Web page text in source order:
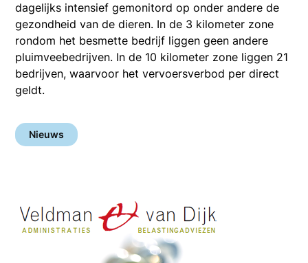
dagelijks intensief gemonitord op onder andere de
gezondheid van de dieren. In de 3 kilometer zone
rondom het besmette bedrijf liggen geen andere
pluimveebedrijven. In de 10 kilometer zone liggen 21
bedrijven, waarvoor het vervoersverbod per direct
geldt.
Nieuws